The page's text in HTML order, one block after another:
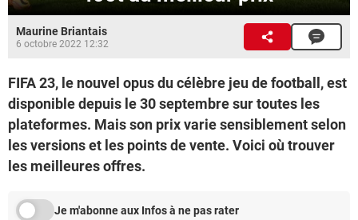
Maurine Briantais
6 octobre 2022 12:32
FIFA 23, le nouvel opus du célèbre jeu de football, est
disponible depuis le 30 septembre sur toutes les
plateformes. Mais son prix varie sensiblement selon
les versions et les points de vente. Voici où trouver
les meilleures offres.
Je m'abonne aux Infos à ne pas rater